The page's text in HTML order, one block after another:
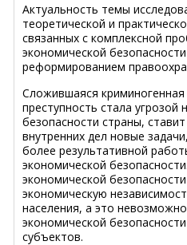
Актуальность темы
теоретической и
связанных c комплексной
экономической
реформированием
Сложившаяся криминогенная
преступность стала угрозой
безопасности страны,
внутренних дел новые
более результативной
экономической
экономической
экономическую
населения, а это
экономической
субъектов.